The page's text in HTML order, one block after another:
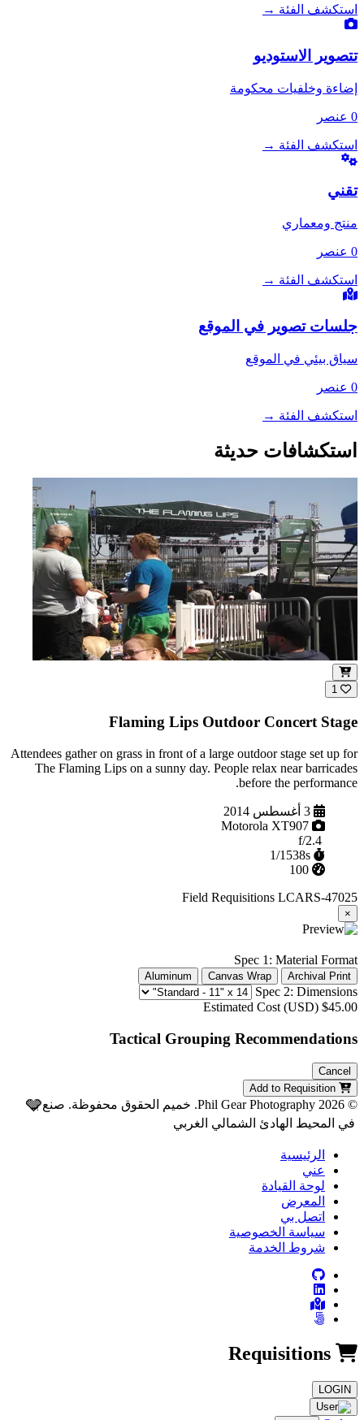
استكشف الفئة →
تتصوير الاستوديو
إضاءة وخلفيات محكومة
0 عنصر
استكشف الفئة →
تقني
منتج ومعماري
0 عنصر
استكشف الفئة →
جلسات تصوير في الموقع
سياق بيئي في الموقع
0 عنصر
استكشف الفئة →
استكشافات حديثة
1
Flaming Lips Outdoor Concert Stage
Attendees gather on grass in front of a large outdoor stage set up for
The Flaming Lips on a sunny day. People relax near barricades
before the performance.
التقطت 3 أغسطس 2014
الكاميرا
Motorola XT907
Field Requisitions LCARS-47025
×
Spec 1: Material Format
Archival Print
Canvas Wrap
Aluminum
Spec 2: Dimensions
Estimated Cost (USD) $45.00
Tactical Grouping Recommendations
Cancel
© 2026 Phil Gear Photography. خميم الحقوق محفوظة. صنع بـ
في المحيط الهادئ الشمالي الغربي
الرئيسية
عني
لوحة القيادة
المعرض
اتصل بي
سياسة الخصوصية
شروط الخدمة
LOGIN